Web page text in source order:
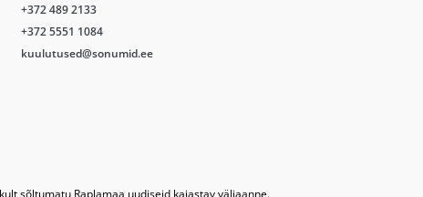
+372 489 2133
+372 5551 1084
kuulutused@sonumid.ee
sõltumatu Raplamaa uudiseid kajastav väljaanne.